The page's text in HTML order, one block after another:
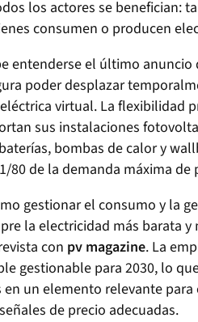
los actores se benefician:
consumen o producen
entenderse el último
poder desplazar
virtual. La flexibilidad
sus instalaciones
bombas de calor y
80 de la demanda máxima de
gestionar el consumo y la
la electricidad más barata y
con pv magazine. La
gestionable para 2030, lo
un elemento relevante
de precio adecuadas.